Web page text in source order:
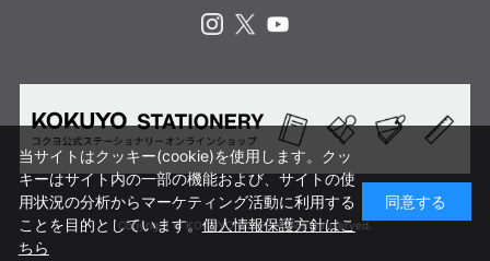
Copyright © KOKUYO CORP. All rights reserved.
当サイトはクッキー(cookie)を使用します。クッ
キーはサイト内の一部の機能および、サイトの使
用状況の分析からマーケティング活動に利用する
ことを目的としています。個人情報保護方針はこ
ちら
同意する